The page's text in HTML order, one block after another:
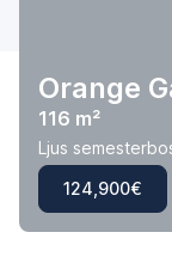
Orange
116 m²
Ljus
124,900€